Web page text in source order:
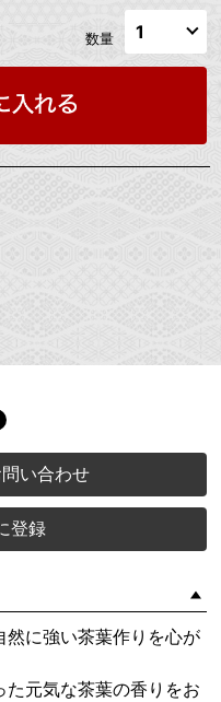
数量
い合わせ
登録
に強い茶葉作りを心が
元気な茶葉の香りをお